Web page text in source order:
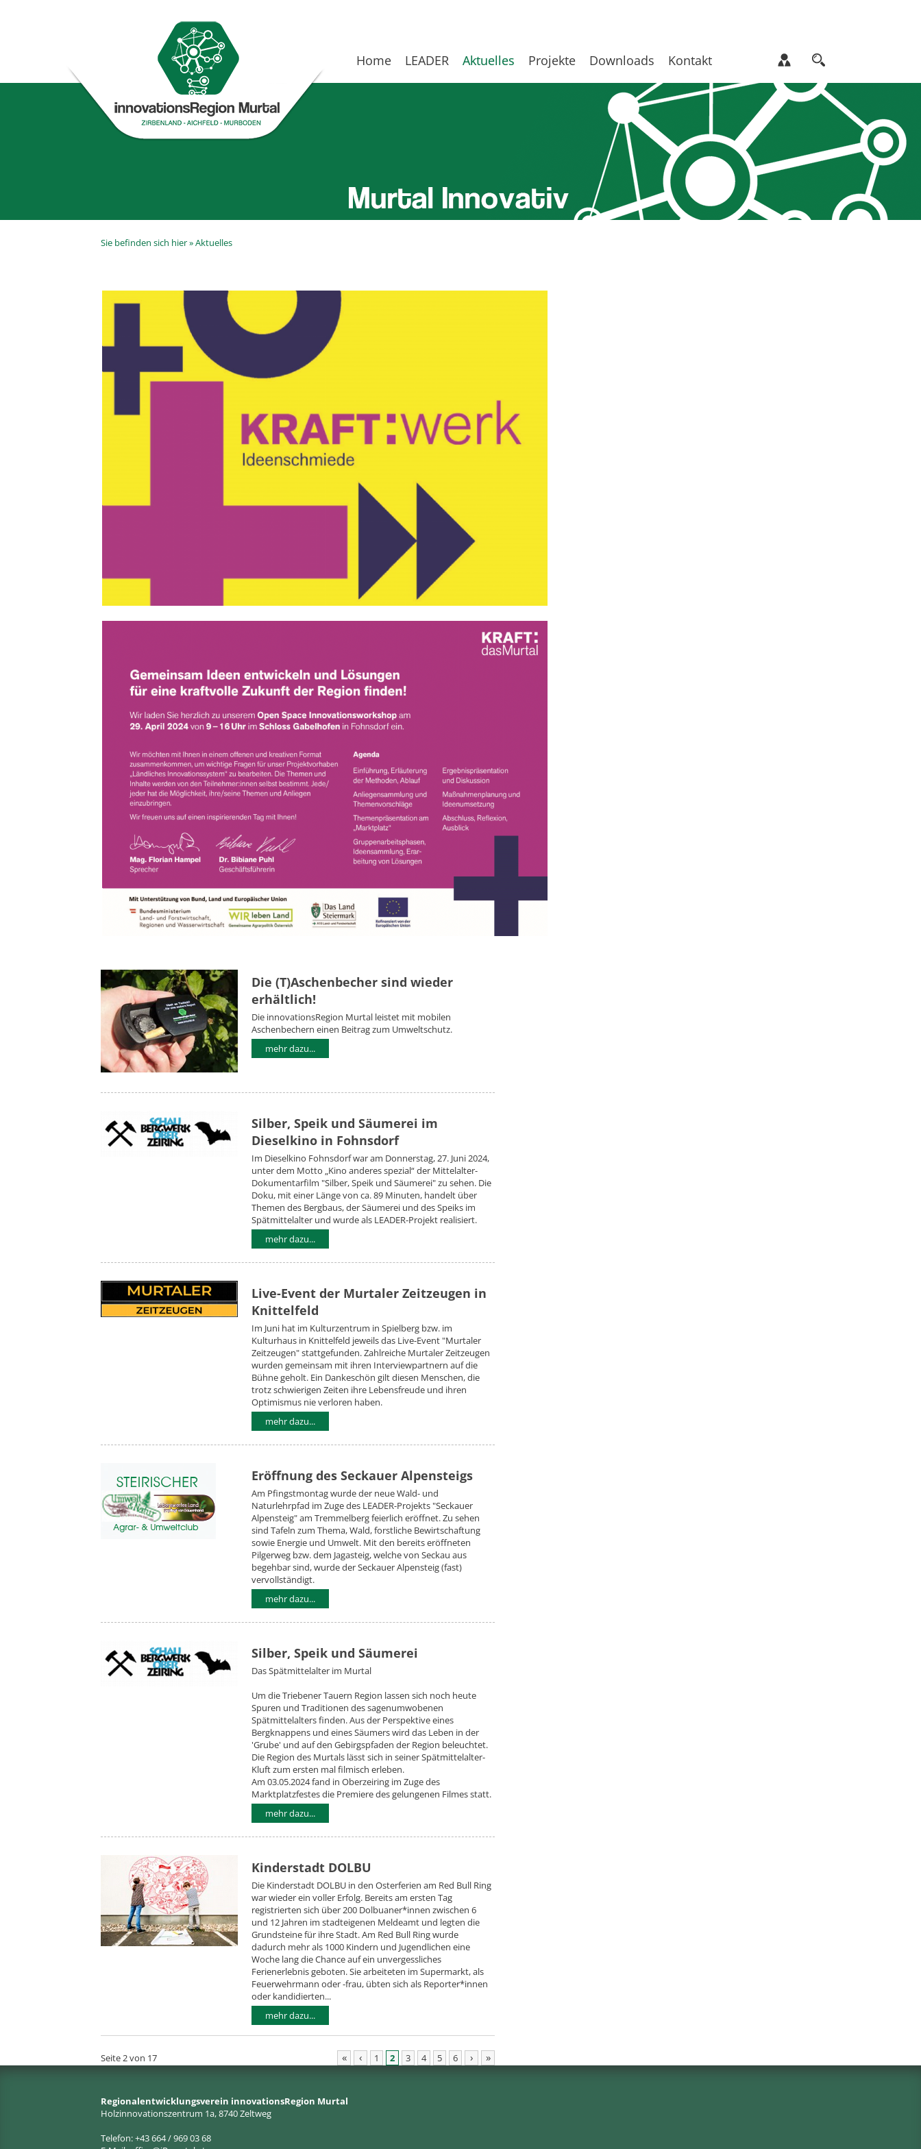
Home LEADER Aktuelles Projekte Downloads Kontakt
Sie befinden sich hier »Aktuelles
Die (T)Aschenbecher sind wieder
erhältlich!
Die innovationsRegion Murtal leistet mit mobilen
Aschenbechern einen Beitrag zum Umweltschutz.
mehr dazu...
Silber, Speik und Säumerei im
Dieselkino in Fohnsdorf
Im Dieselkino Fohnsdorf war am Donnerstag, 27. Juni 2024,
unter dem Motto „Kino anderes spezial“ der Mittelalter-
Dokumentarfilm "Silber, Speik und Säumerei" zu sehen. Die
Doku, mit einer Länge von ca. 89 Minuten, handelt über
Themen des Bergbaus, der Säumerei und des Speiks im
Spätmittelalter und wurde als LEADER-Projekt realisiert.
mehr dazu...
Live-Event der Murtaler Zeitzeugen in
Knittelfeld
Im Juni hat im Kulturzentrum in Spielberg bzw. im
Kulturhaus in Knittelfeld jeweils das Live-Event "Murtaler
Zeitzeugen" stattgefunden. Zahlreiche Murtaler Zeitzeugen
wurden gemeinsam mit ihren Interviewpartnern auf die
Bühne geholt. Ein Dankeschön gilt diesen Menschen, die
trotz schwierigen Zeiten ihre Lebensfreude und ihren
Optimismus nie verloren haben.
mehr dazu...
Eröffnung des Seckauer Alpensteigs
Am Pfingstmontag wurde der neue Wald- und
Naturlehrpfad im Zuge des LEADER-Projekts "Seckauer
Alpensteig" am Tremmelberg feierlich eröffnet. Zu sehen
sind Tafeln zum Thema, Wald, forstliche Bewirtschaftung
sowie Energie und Umwelt. Mit den bereits eröffneten
Pilgerweg bzw. dem Jagasteig, welche von Seckau aus
begehbar sind, wurde der Seckauer Alpensteig (fast)
vervollständigt.
mehr dazu...
Silber, Speik und Säumerei
Das Spätmittelalter im Murtal
Um die Triebener Tauern Region lassen sich noch heute
Spuren und Traditionen des sagenumwobenen
Spätmittelalters finden. Aus der Perspektive eines
Bergknappens und eines Säumers wird das Leben in der
'Grube' und auf den Gebirgspfaden der Region beleuchtet.
Die Region des Murtals lässt sich in seiner Spätmittelalter-
Kluft zum ersten mal filmisch erleben.
Am 03.05.2024 fand in Oberzeiring im Zuge des
Marktplatzfestes die Premiere des gelungenen Filmes statt.
mehr dazu...
Kinderstadt DOLBU
Die Kinderstadt DOLBU in den Osterferien am Red Bull Ring
war wieder ein voller Erfolg. Bereits am ersten Tag
registrierten sich über 200 Dolbuaner*innen zwischen 6
und 12 Jahren im stadteigenen Meldeamt und legten die
Grundsteine für ihre Stadt. Am Red Bull Ring wurde
dadurch mehr als 1000 Kindern und Jugendlichen eine
Woche lang die Chance auf ein unvergessliches
Ferienerlebnis geboten. Sie arbeiteten im Supermarkt, als
Feuerwehrmann oder -frau, übten sich als Reporter*innen
oder kandidierten...
mehr dazu...
Seite 2 von 17 « ‹ 1 2 3 4 5 6 › »
Regionalentwicklungsverein innovationsRegion Murtal
Holzinnovationszentrum 1a, 8740 Zeltweg
Telefon: +43 664 / 969 03 68